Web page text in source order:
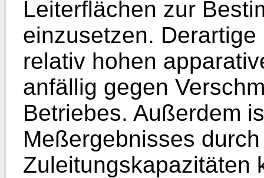
Leiterflächen zur
einzusetzen.
relativ hohen
anfällig gegen
Betriebes. Außerdem
Meßergebnisses
Zuleitungskapazitäten